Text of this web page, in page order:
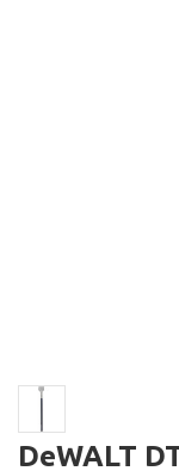
DeWALT